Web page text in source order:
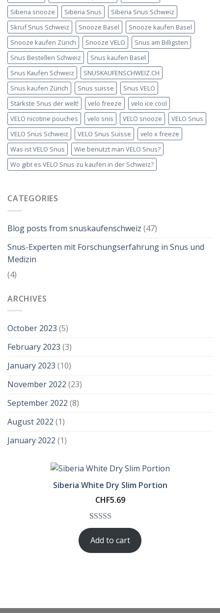
Siberia snooze
Siberia Snus
Siberia Snus Schweiz
Skruf Snus Schweiz
Snooze Basel
Snooze kaufen Basel
Snooze kaufen Zürich
Snooze VELO
Snus am Billigsten
Snus Bestellen Schweiz
Snus kaufen Basel
Snus Kaufen Schweiz
SNUSKAUFENSCHWEIZ.CH
Snus kaufen Zürich
Snus suisse
Snus VELO
Stärkste Snus der welt!
velo freeze
velo ice cool
VELO nicotine pouches
velo snis VELO snooze
VELO Snus
VELO Snus Schweiz
VELO Snus Suisse
velo x freeze
Was ist VELO Snus
Wie benutzt man VELO Snus?
Wo gibt es VELO Snus zu kaufen in der Schweiz?
CATEGORIES
Blog posts from snuskaufenschweiz (47)
Snus-Experten mit Forschungserfahrung in Snus und
Medizin
(4)
ARCHIVES
October 2023 (5)
February 2023 (3)
January 2023 (10)
November 2022 (23)
September 2022 (8)
August 2022 (1)
January 2022 (1)
Siberia White Dry Slim Portion
CHF5.69
Rated5.00
out of 5
based on
1
Add to cart